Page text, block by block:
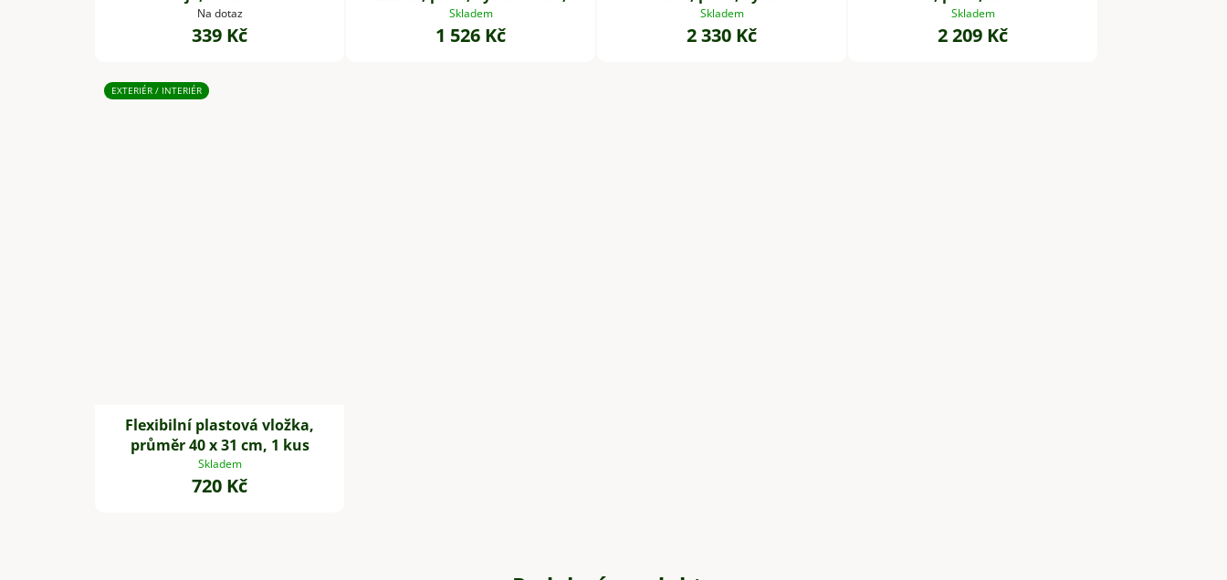
Na dotaz
339 Kč
zelená
Skladem
1 526 Kč
zelená
Skladem
2 330 Kč
Skladem
2 209 Kč
EXTERIÉR / INTERIÉR
Flexibilní plastová vložka,
průměr 40 x 31 cm, 1 kus
Skladem
720 Kč